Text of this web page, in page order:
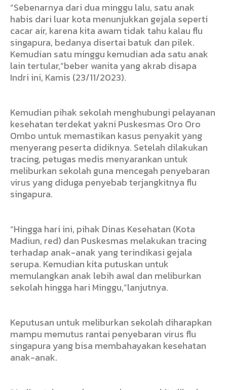
“Sebenarnya dari dua minggu lalu, satu anak
habis dari luar kota menunjukkan gejala seperti
cacar air, karena kita awam tidak tahu kalau flu
singapura, bedanya disertai batuk dan pilek.
Kemudian satu minggu kemudian ada satu anak
lain tertular,”beber wanita yang akrab disapa
Indri ini, Kamis (23/11/2023).
Kemudian pihak sekolah menghubungi pelayanan
kesehatan terdekat yakni Puskesmas Oro Oro
Ombo untuk memastikan kasus penyakit yang
menyerang peserta didiknya. Setelah dilakukan
tracing, petugas medis menyarankan untuk
meliburkan sekolah guna mencegah penyebaran
virus yang diduga penyebab terjangkitnya flu
singapura.
“Hingga hari ini, pihak Dinas Kesehatan (Kota
Madiun, red) dan Puskesmas melakukan tracing
terhadap anak-anak yang terindikasi gejala
serupa. Kemudian kita putuskan untuk
memulangkan anak lebih awal dan meliburkan
sekolah hingga hari Minggu,”lanjutnya.
Keputusan untuk meliburkan sekolah diharapkan
mampu memutus rantai penyebaran virus flu
singapura yang bisa membahayakan kesehatan
anak-anak.